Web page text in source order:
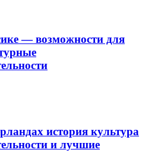
— возможности для
история культура
и лучшие